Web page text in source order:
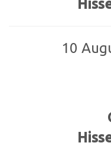
10